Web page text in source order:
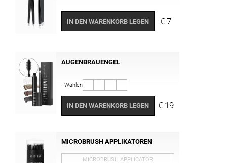
IN DEN WARENKORB LEGEN € 7
AUGENBRAUENGEL
Wählen
IN DEN WARENKORB LEGEN € 19
MICROBRUSH APPLIKATOREN
MICROBRUSH APPLICATOR